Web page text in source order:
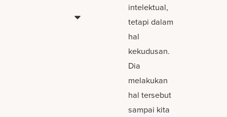
intelektual,
tetapi dalam
hal
kekudusan.
Dia
melakukan
hal tersebut
sampai kita